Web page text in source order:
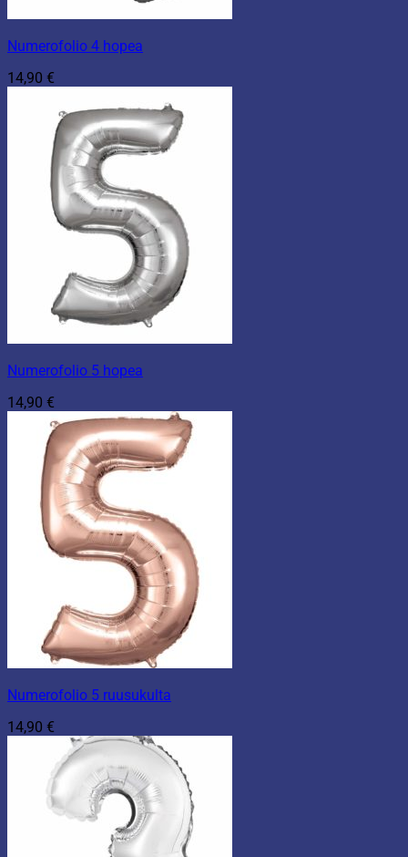
Numerofolio 4 hopea
14,90 €
Numerofolio 5 hopea
14,90 €
Numerofolio 5 ruusukulta
14,90 €